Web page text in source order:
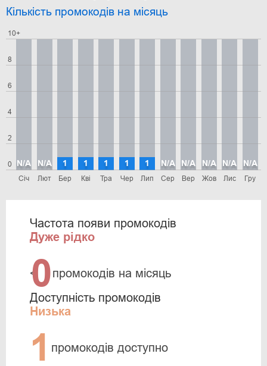
Кількість промокодів на місяць
0
2
4
6
8
10+
Січ
N/A
Лют
N/A
Бер
1
Кві
1
Тра
1
Чер
1
Лип
1
Сер
N/A
Вер
N/A
Жов
N/A
Лис
N/A
Гру
N/A
Частота появи промокодів
Дуже рідко
<0промокодів на місяць
Доступність промокодів
Низька
1 промокодів доступно